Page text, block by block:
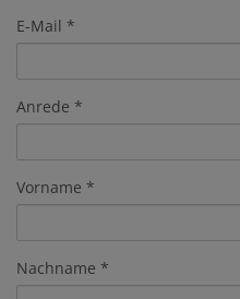
E-Mail
Anrede
Vorname
Nachname